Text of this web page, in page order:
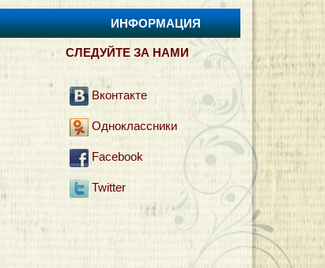
ИНФОРМАЦИЯ
СЛЕДУЙТЕ ЗА НАМИ
Вконтакте
Одноклассники
Facebook
Twitter